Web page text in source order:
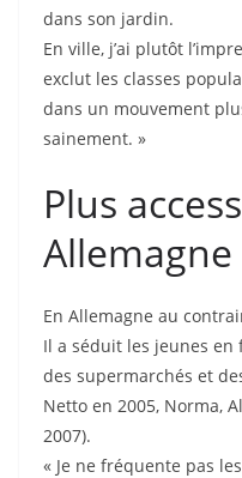
dans son jardin.
En ville, j’ai plutôt
exclut les classes
dans un mouvement
sainement. »
Plus
Allemagne
En Allemagne au
Il a séduit les jeunes
des supermarchés et
Netto en 2005, Norma,
2007).
« Je ne fréquente pas